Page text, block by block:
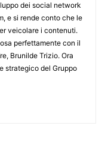
dei social network
e si rende conto che le
veicolare i contenuti.
perfettamente con il
Brunilde Trizio. Ora
strategico del Gruppo